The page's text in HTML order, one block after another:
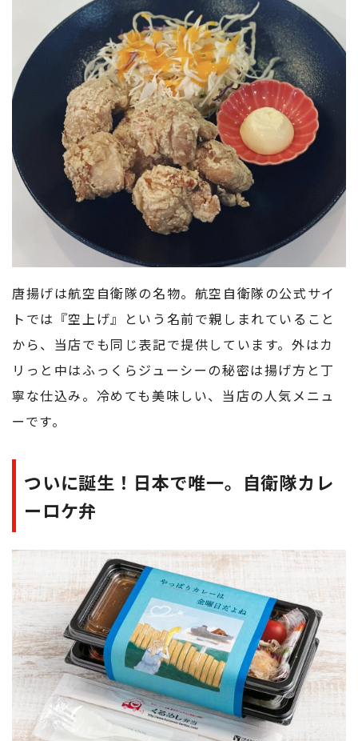
唐揚げは航空自衛隊の名物。航空自衛隊の公式サイ
トでは『空上げ』という名前で親しまれていること
から、当店でも同じ表記で提供しています。外はカ
リっと中はふっくらジューシーの秘密は揚げ方と丁
寧な仕込み。冷めても美味しい、当店の人気メニュ
ーです。
ついに誕生！日本で唯一。自衛隊カレ
ーロケ弁